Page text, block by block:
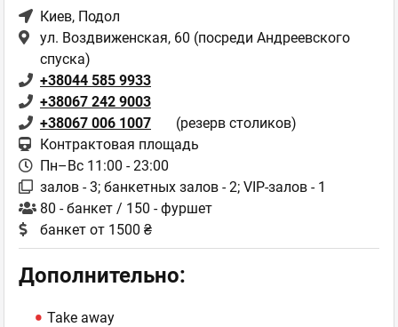
Киев, Подол
ул. Воздвиженская, 60 (посреди Андреевского
спуска)
+38044 585 9933
+38067 242 9003
+38067 006 1007
(резерв столиков)
Контрактовая площадь
Пн–Вс 11:00 - 23:00
залов - 3; банкетных залов - 2; VIP-залов - 1
80 - банкет / 150 - фуршет
банкет от 1500 ₴
Дополнительно:
Take away